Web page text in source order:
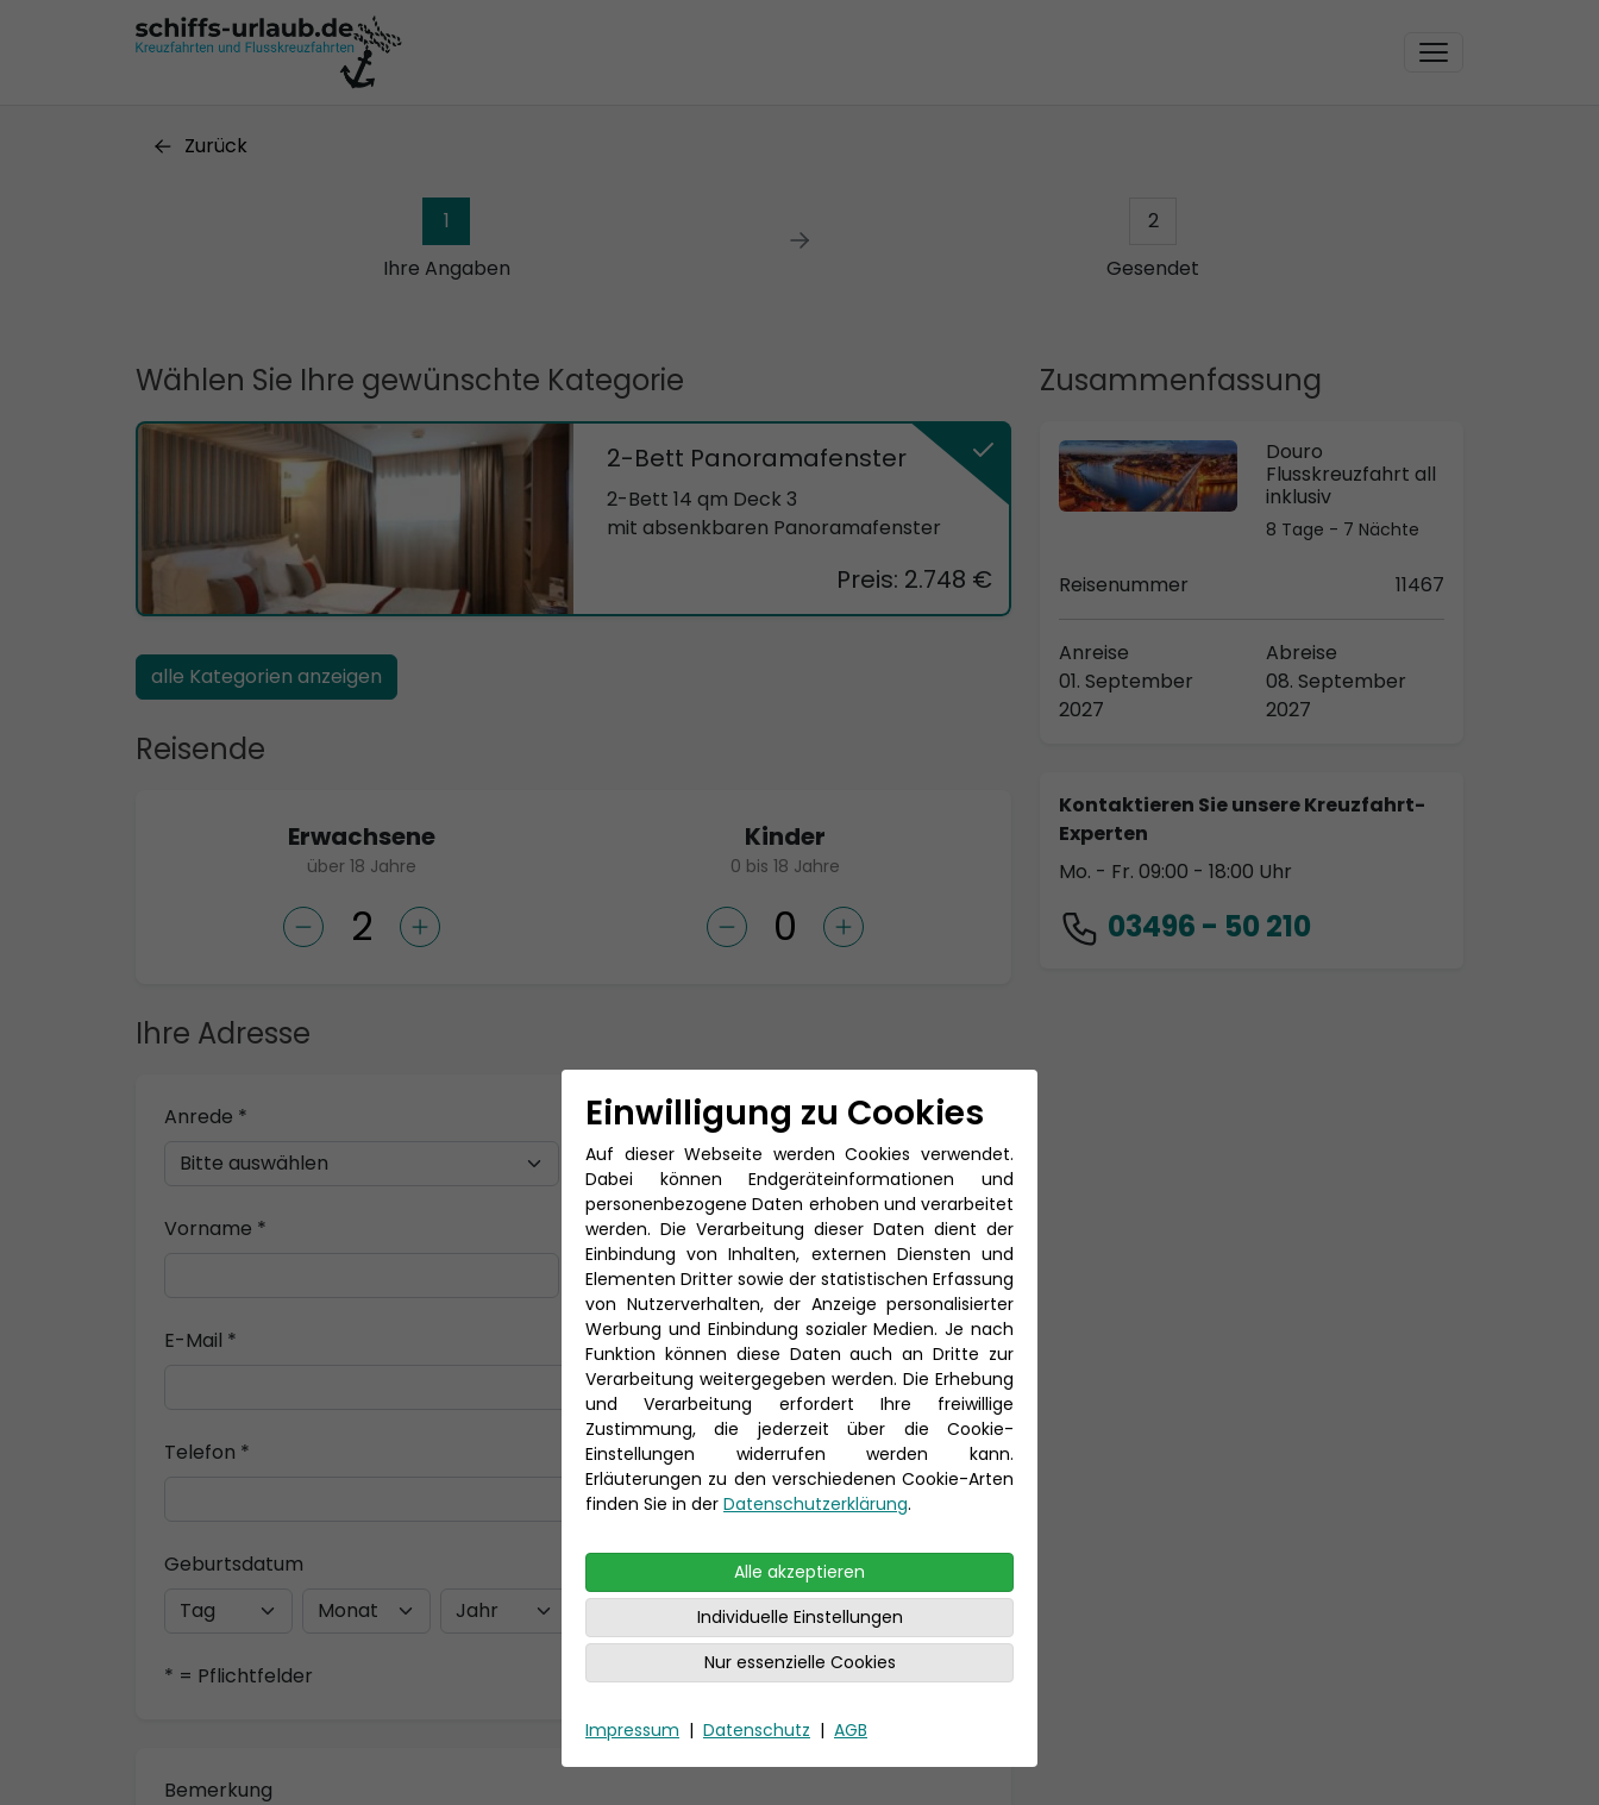
Zurück
1
Ihre Angaben
2
Gesendet
Zusammenfassung
Douro
Flusskreuzfahrt all
inklusiv
8 Tage - 7 Nächte
Reisenummer 11467
Anreise
01. September
2027
Abreise
08. September
2027
Kontaktieren Sie unsere Kreuzfahrt-
Experten
Mo. - Fr. 09:00 - 18:00 Uhr
03496 - 50 210
Wählen Sie Ihre gewünschte Kategorie
2-Bett Panoramafenster
2-Bett 14 qm Deck 3
mit absenkbaren Panoramafenster
Preis: 2.748 €
alle Kategorien anzeigen
Reisende
Erwachsene
über 18 Jahre
Kinder
0 bis 18 Jahre
Ihre Adresse
Anrede * Titel
Vorname * Nachname *
E-Mail *
Telefon *
Geburtsdatum
* = Pflichtfelder
Bemerkung
Einwilligung zu Cookies
Auf dieser Webseite werden Cookies verwendet.
Dabei können Endgeräteinformationen und
personenbezogene Daten erhoben und verarbeitet
werden. Die Verarbeitung dieser Daten dient der
Einbindung von Inhalten, externen Diensten und
Elementen Dritter sowie der statistischen Erfassung
von Nutzerverhalten, der Anzeige personalisierter
Werbung und Einbindung sozialer Medien. Je nach
Funktion können diese Daten auch an Dritte zur
Verarbeitung weitergegeben werden. Die Erhebung
und Verarbeitung erfordert Ihre freiwillige
Zustimmung, die jederzeit über die Cookie-
Einstellungen widerrufen werden kann.
Erläuterungen zu den verschiedenen Cookie-Arten
finden Sie in der Datenschutzerklärung.
Alle akzeptieren
Individuelle Einstellungen
Nur essenzielle Cookies
Impressum | Datenschutz | AGB